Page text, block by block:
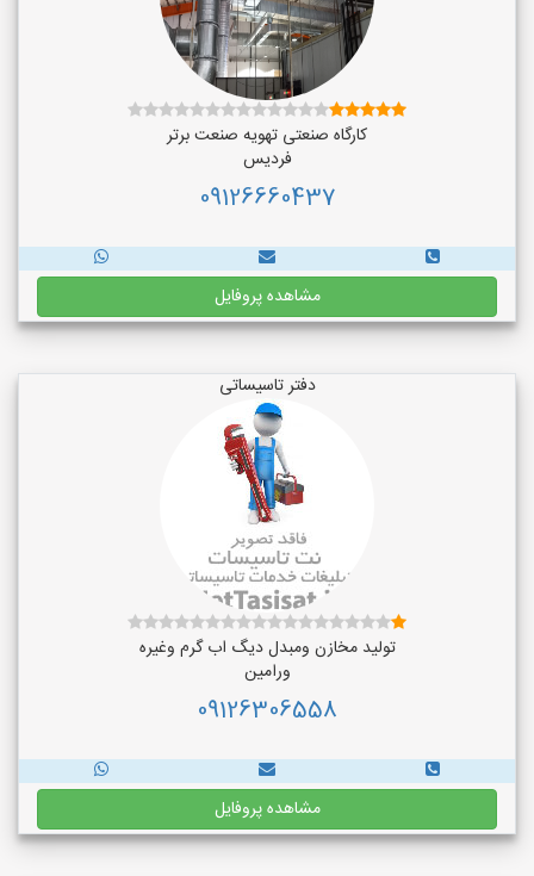
کارگاه صنعتی تهویه صنعت برتر
فردیس
09126660437
مشاهده پروفایل
دفتر تاسیساتی
تولید مخازن ومبدل دیگ اب گرم وغیره
ورامین
09126306558
مشاهده پروفایل